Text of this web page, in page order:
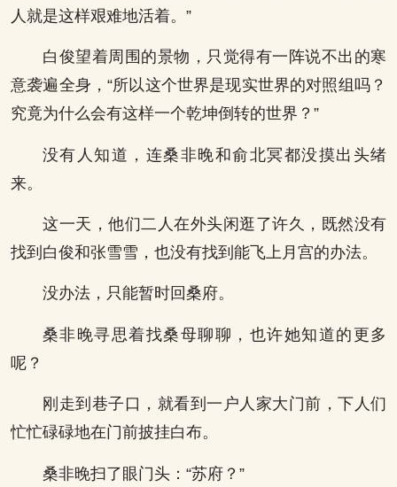
人就是这样艰难地活着。”
白俊望着周围的景物，只觉得有一阵说不出的寒
意袭遍全身，“所以这个世界是现实世界的对照组吗？
究竟为什么会有这样一个乾坤倒转的世界？”
没有人知道，连桑非晚和俞北冥都没摸出头绪
来。
这一天，他们二人在外头闲逛了许久，既然没有
找到白俊和张雪雪，也没有找到能飞上月宫的办法。
没办法，只能暂时回桑府。
桑非晚寻思着找桑母聊聊，也许她知道的更多
呢？
刚走到巷子口，就看到一户人家大门前，下人们
忙忙碌碌地在门前披挂白布。
桑非晚扫了眼门头：“苏府？”